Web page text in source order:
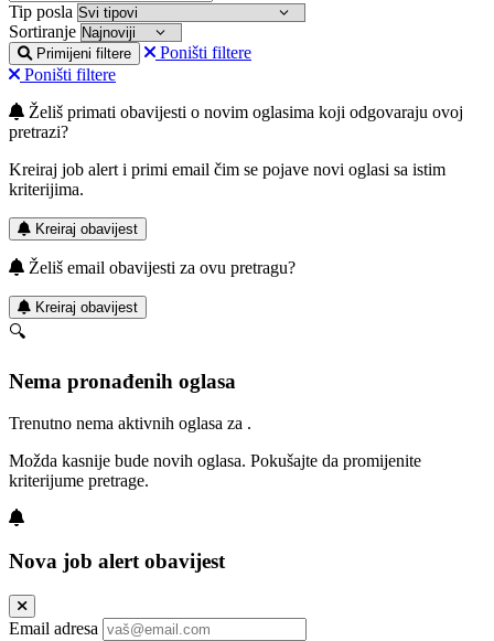
Tip posla
Sortiranje
Primijeni filtere
Poništi filtere
Poništi filtere
Želiš primati obavijesti o novim oglasima koji odgovaraju ovoj
pretrazi?
Kreiraj job alert i primi email čim se pojave novi oglasi sa istim
kriterijima.
Kreiraj obavijest
Želiš email obavijesti za ovu pretragu?
Kreiraj obavijest
🔍
Nema pronađenih oglasa
Trenutno nema aktivnih oglasa za .
Možda kasnije bude novih oglasa. Pokušajte da promijenite
kriterijume pretrage.
Nova job alert obavijest
Email adresa